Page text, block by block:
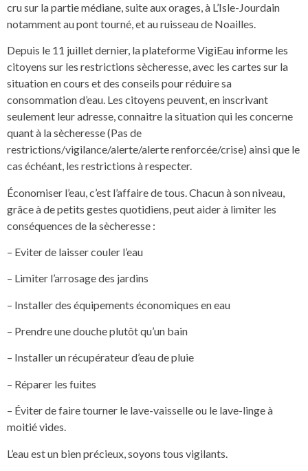
cru sur la partie médiane, suite aux orages, à L’Isle-Jourdain
notamment au pont tourné, et au ruisseau de Noailles.
Depuis le 11 juillet dernier, la plateforme VigiEau informe les
citoyens sur les restrictions sècheresse, avec les cartes sur la
situation en cours et des conseils pour réduire sa
consommation d’eau. Les citoyens peuvent, en inscrivant
seulement leur adresse, connaitre la situation qui les concerne
quant à la sècheresse (Pas de
restrictions/vigilance/alerte/alerte renforcée/crise) ainsi que le
cas échéant, les restrictions à respecter.
Économiser l’eau, c’est l’affaire de tous. Chacun à son niveau,
grâce à de petits gestes quotidiens, peut aider à limiter les
conséquences de la sècheresse :
– Eviter de laisser couler l’eau
– Limiter l’arrosage des jardins
– Installer des équipements économiques en eau
– Prendre une douche plutôt qu’un bain
– Installer un récupérateur d’eau de pluie
– Réparer les fuites
– Éviter de faire tourner le lave-vaisselle ou le lave-linge à
moitié vides.
L’eau est un bien précieux, soyons tous vigilants.